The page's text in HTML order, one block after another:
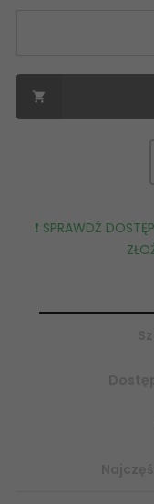

❗️ SPRAWDŹ